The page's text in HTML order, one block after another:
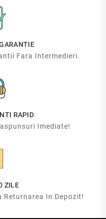
Fara Intermedieri.
RAPID
Imediate!
ZILE
Returnarea In Depozit!